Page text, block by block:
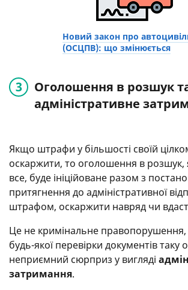
Новий закон про
(ОСЦПВ): що змінюється
Оголошення в розшук
адміністративне
Якщо штрафи у більшості своїй
оскаржити, то оголошення в
все, буде ініційоване разом з
притягнення до адміністративної
штрафом, оскаржити навряд чи
Це не кримінальне правопорушення,
будь-якої перевірки документів таку
неприємний сюрприз у вигляді
затримання.